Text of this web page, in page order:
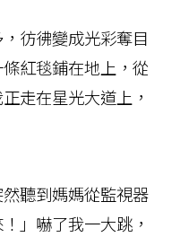
彷彿變成光彩奪目
紅毯鋪在地上，從
走在星光大道上，
聽到媽媽從監視器
」嚇了我一大跳，